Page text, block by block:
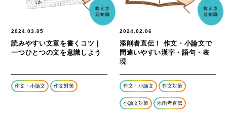
2024.03.05
読みやすい文章を書くコツ｜
一つひとつの文を意識しよう
作文・小論文 作文対策
2024.02.06
添削者直伝！ 作文・小論文で
間違いやすい漢字・語句・表
現
作文・小論文 作文対策
小論文対策 添削者直伝